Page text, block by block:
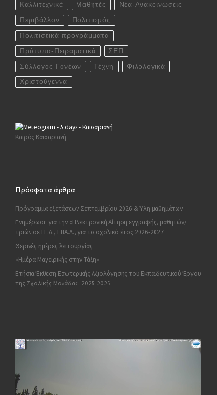
Καλλιτεχνικά Μαθητές Νέα-Ανακοινώσεις
Περιβάλλον Πολιτισμός
Πολιτιστικά προγράμματα
Πρότυπα-Πειραματικά ΣΕΠ
Σύλλογος Γονέων Τέχνη Φιλολογικά
Χριστούγεννα
Καιρός Καισαριανή
Πρόσφατα άρθρα
Πρόγραμμα εξετάσεων Σεπτεμβρίου 2026 & Ύλη μαθημάτων
Ενημέρωση για την «Ηλεκτρονική Αίτηση εγγραφής, μαθητών/
τριών σε ΓΕ.Λ., ΕΠΑ.Λ., για το σχολικό έτος 2026-2027
Θερινές ημέρες λειτουργίας
«Ημέρα Μαγειρικής στην Τάξη»
Ετήσια Έκθεση Εσωτερικής Αξιολόγησης του Εκπαιδευτικού Έργου
της Σχολικής Μονάδας_2025-2026